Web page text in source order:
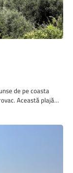
de pe coasta
Această plajă…